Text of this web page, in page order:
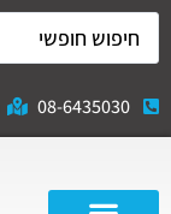
08-6435030